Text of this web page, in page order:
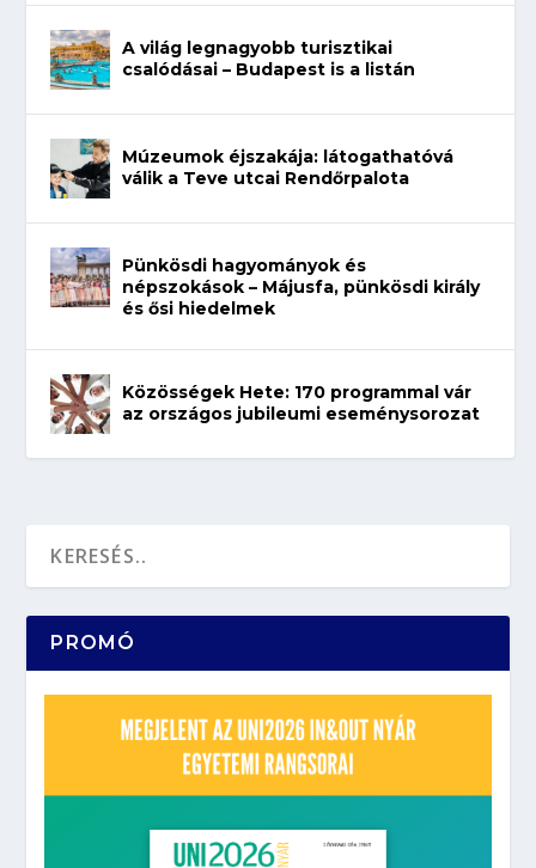
A világ legnagyobb turisztikai
csalódásai – Budapest is a listán
Múzeumok éjszakája: látogathatóvá
válik a Teve utcai Rendőrpalota
Pünkösdi hagyományok és
népszokások – Májusfa, pünkösdi király
és ősi hiedelmek
Közösségek Hete: 170 programmal vár
az országos jubileumi eseménysorozat
PROMÓ